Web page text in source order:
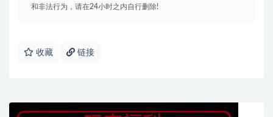
和非法行为，请在24小时之内自行删除!
收藏 链接